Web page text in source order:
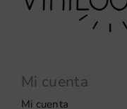
Mi cuenta
Mi cuenta